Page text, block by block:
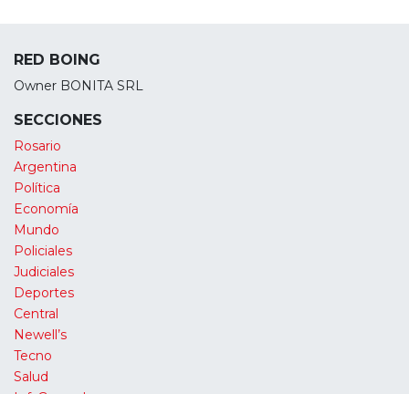
RED BOING
Owner BONITA SRL
SECCIONES
Rosario
Argentina
Política
Economía
Mundo
Policiales
Judiciales
Deportes
Central
Newell’s
Tecno
Salud